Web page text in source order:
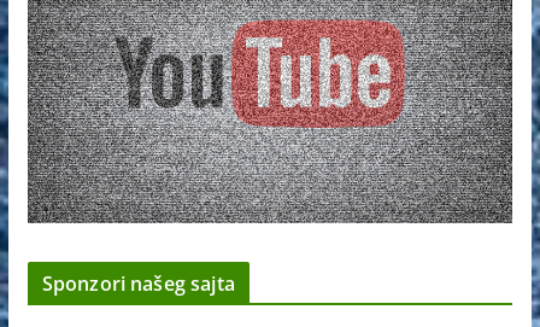
Sponzori našeg sajta